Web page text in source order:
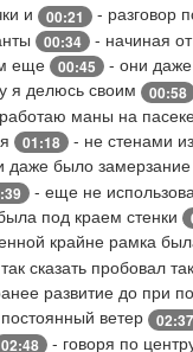
и 00:21
- разговор
00:34
- начиная
еще 00:45 - они
я делюсь своим 00:58
маны на
01:18
- не стенами
даже было замерзание
- еще не
под краем стенки
крайне рамка
сказать пробовал
развитие до при
ветер 02:37
02:48
- говоря по